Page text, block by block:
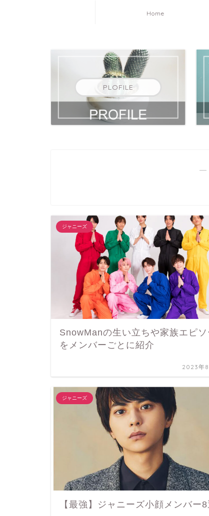
Home
PLOFILE
―
ジャニーズ
SnowManの生い立ちや家族エピソ
をメンバーごとに紹介
2023年8
ジャニーズ
【最強】ジャニーズ小顔メンバー8